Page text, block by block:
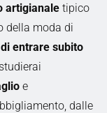
artigianale tipico
della moda di
entrare subito
e
dalle